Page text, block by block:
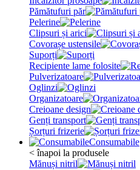
Pămătufuri păr
Pelerine
Clipsuri și arici
Covorașe ustensile
Suporți
Recipiente lame folosite
Pulverizatoare
Oglinzi
Organizatoare
Creioane design
Genți transport
Șorțuri frizerie
Consumabile
< înapoi la produsele
Mănuși nitril